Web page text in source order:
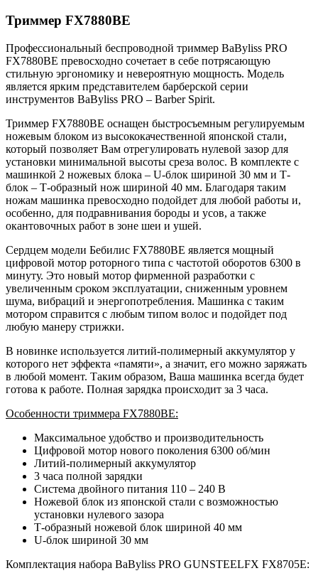
Триммер FX7880BE
Профессиональный беспроводной триммер BaByliss PRO
FX7880BE превосходно сочетает в себе потрясающую
стильную эргономику и невероятную мощность. Модель
является ярким представителем барберской серии
инструментов BaByliss PRO – Barber Spirit.
Триммер FX7880BE оснащен быстросъемным регулируемым
ножевым блоком из высококачественной японской стали,
который позволяет Вам отрегулировать нулевой зазор для
установки минимальной высоты среза волос. В комплекте с
машинкой 2 ножевых блока – U-блок шириной 30 мм и Т-
блок – Т-образный нож шириной 40 мм. Благодаря таким
ножам машинка превосходно подойдет для любой работы и,
особенно, для подравнивания бороды и усов, а также
окантовочных работ в зоне шеи и ушей.
Сердцем модели Бебилис FX7880BE является мощный
цифровой мотор роторного типа с частотой оборотов 6300 в
минуту. Это новый мотор фирменной разработки с
увеличенным сроком эксплуатации, сниженным уровнем
шума, вибраций и энергопотребления. Машинка с таким
мотором справится с любым типом волос и подойдет под
любую манеру стрижки.
В новинке используется литий-полимерный аккумулятор у
которого нет эффекта «памяти», а значит, его можно заряжать
в любой момент. Таким образом, Ваша машинка всегда будет
готова к работе. Полная зарядка происходит за 3 часа.
Особенности триммера FX7880BE:
Максимальное удобство и производительность
Цифровой мотор нового поколения 6300 об/мин
Литий-полимерный аккумулятор
3 часа полной зарядки
Система двойного питания 110 – 240 В
Ножевой блок из японской стали с возможностью
установки нулевого зазора
Т-образный ножевой блок шириной 40 мм
U-блок шириной 30 мм
Комплектация набора BaByliss PRO GUNSTEELFX FX8705E: